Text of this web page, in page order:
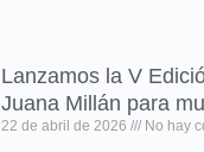
Lanzamos la V
Juana Millán para
22 de abril de 2026 No hay